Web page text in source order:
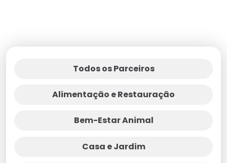
Todos os Parceiros
Alimentação e Restauração
Bem-Estar Animal
Casa e Jardim